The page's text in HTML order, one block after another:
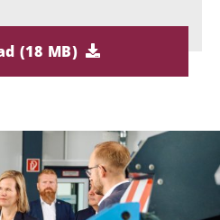
(18 MB)